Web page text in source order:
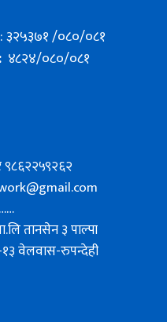
: ३२५३७१ /०८०/०८१
४८२४/०८०/०८१
तानसेन ३ पाल्पा
वेलवास-रुपन्देही